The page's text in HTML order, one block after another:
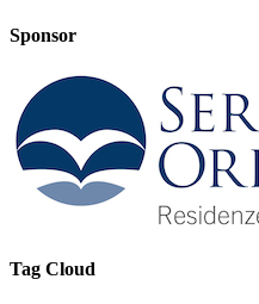
Sponsor
Tag Cloud